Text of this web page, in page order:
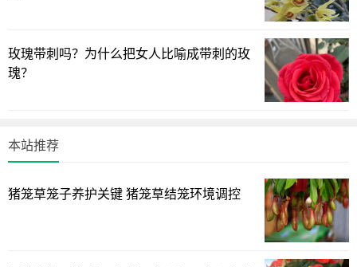
选择球根以外表完整，表皮色泽光滑为佳。买回先经过低
种植，或是直接种於盆子放到冰箱内。
厘米花盆，盆底垫3厘米厚左右木炭渣、砖石粒、陶粒等作排
水层，加入疏松肥沃的中性土，栽时种球顶部与土面平齐即
可，栽后放阴处3日至5日，浇透水后放室外冷凉处。
玫瑰带刺吗？为什么把女人比喻成带刺的玫
瑰？
本站推荐
猪笼草笼子养护关键 猪笼草结笼环境调控